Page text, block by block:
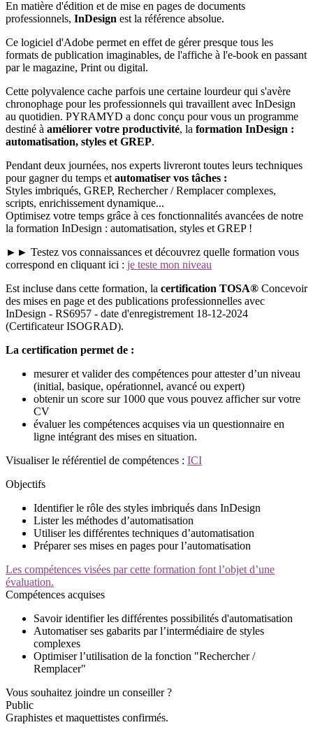
En matière d'édition et de mise en pages de documents
professionnels, InDesign est la référence absolue.
Ce logiciel d'Adobe permet en effet de gérer presque tous les
formats de publication imaginables, de l'affiche à l'e-book en passant
par le magazine, Print ou digital.
Cette polyvalence cache parfois une certaine lourdeur qui s'avère
chronophage pour les professionnels qui travaillent avec InDesign
au quotidien. PYRAMYD a donc conçu pour vous un programme
destiné à améliorer votre productivité, la formation InDesign :
automatisation, styles et GREP.
Pendant deux journées, nos experts livreront toutes leurs techniques
pour gagner du temps et automatiser vos tâches :
Styles imbriqués, GREP, Rechercher / Remplacer complexes,
scripts, enrichissement dynamique...
Optimisez votre temps grâce à ces fonctionnalités avancées de notre
la formation InDesign : automatisation, styles et GREP !
►► Testez vos connaissances et découvrez quelle formation vous
correspond en cliquant ici : je teste mon niveau
Est incluse dans cette formation, la certification TOSA® Concevoir
des mises en page et des publications professionnelles avec
InDesign - RS6957 - date d'enregistrement 18-12-2024
(Certificateur ISOGRAD).
La certification permet de :
mesurer et valider des compétences pour attester d’un niveau
(initial, basique, opérationnel, avancé ou expert)
obtenir un score sur 1000 que vous pouvez afficher sur votre
CV
évaluer les compétences acquises via un questionnaire en
ligne intégrant des mises en situation.
Visualiser le référentiel de compétences : ICI
Objectifs
Identifier le rôle des styles imbriqués dans InDesign
Lister les méthodes d’automatisation
Utiliser les différentes techniques d’automatisation
Préparer ses mises en pages pour l’automatisation
Les compétences visées par cette formation font l’objet d’une
évaluation.
Compétences acquises
Savoir identifier les différentes possibilités d'automatisation
Automatiser ses gabarits par l’intermédiaire de styles
complexes
Optimiser l’utilisation de la fonction "Rechercher /
Remplacer"
Vous souhaitez joindre un conseiller ?
Public
Graphistes et maquettistes confirmés.